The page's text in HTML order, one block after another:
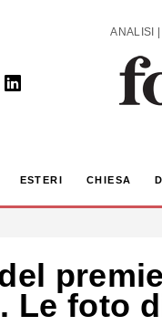
ESTERI CHIESA
Le foto